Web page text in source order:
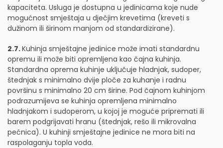
kapaciteta. Usluga je dostupna u jedinicama koje nude
mogućnost smještaja u dječjim krevetima (kreveti s
dužinom ili širinom manjom od standardizirane).
2.7.Kuhinja smještajne jedinice može imati standardnu
opremu ili može biti opremljena kao čajna kuhinja.
Standardna oprema kuhinje uključuje hladnjak, sudoper,
štednjak s minimalno dvije ploče za kuhanje i radnu
površinu s minimalno 20 cm širine. Pod čajnom kuhinjom
podrazumijeva se kuhinja opremljena minimalno
hladnjakom i sudoperom, u kojoj je moguće pripremati ili
barem podgrijavati hranu (štednjak, rešo ili mikrovalna
pećnica). U kuhinji smještajne jedinice ne mora biti na
raspolaganju topla voda.